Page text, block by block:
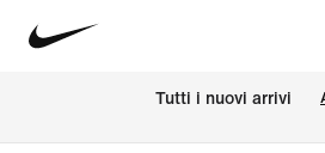
Tutti i nuovi arrivi